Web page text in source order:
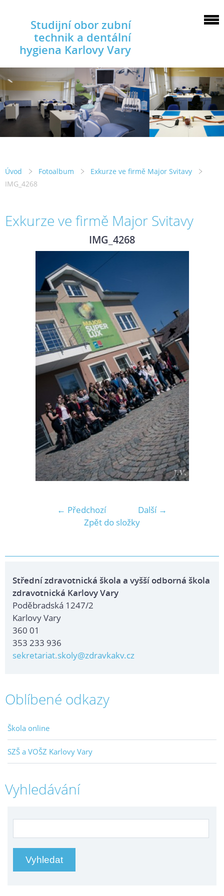
Studijní obor zubní
technik a dentální
hygiena Karlovy Vary
Úvod Fotoalbum
Exkurze ve firmě Major Svitavy
IMG_4268
Exkurze ve firmě Major Svitavy
IMG_4268
← Předchozí
Další →
Zpět do složky
Střední zdravotnická škola a vyšší odborná škola
zdravotnická Karlovy Vary
Poděbradská 1247/2
Karlovy Vary
360 01
353 233 936
sekretariat.skoly@zdravkakv.cz
Oblíbené odkazy
Škola online
SZŠ a VOŠZ Karlovy Vary
Vyhledávání